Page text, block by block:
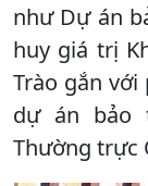
như Dự án
huy giá trị
Trào gắn
dự án bảo
Thường trực